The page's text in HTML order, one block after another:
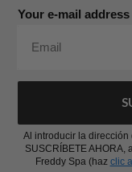
Your e-mail address
Al introducir la dirección
SUSCRÍBETE
Freddy Spa (haz clic